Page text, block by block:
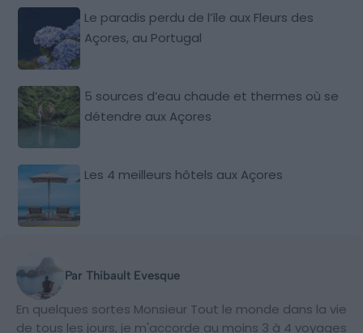
Le paradis perdu de l’île aux Fleurs des
Açores, au Portugal
5 sources d’eau chaude et thermes où se
détendre aux Açores
Les 4 meilleurs hôtels aux Açores
Par Thibault Evesque
En quelques sortes Monsieur Tout le monde dans la vie
de tous les jours, je m'accorde au moins 3 à 4 voyages